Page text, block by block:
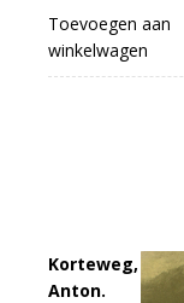
Toevoegen aan
winkelwagen
Korteweg,
Anton.